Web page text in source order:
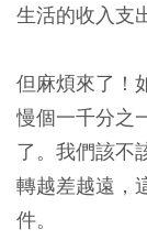
生活的收入支
但麻煩來了！
慢個一千分之
了。我們該不
轉越差越遠，
件。